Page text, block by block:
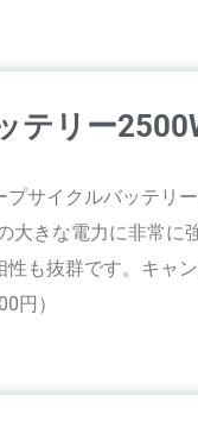
テリー2500
プサイクルバッテリ
大きな電力に非常に
性も抜群です。キャ
円）